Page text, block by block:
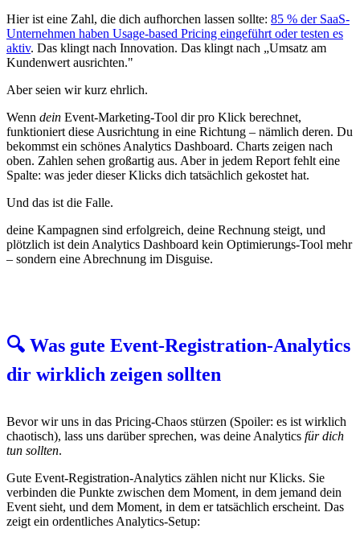
Hier ist eine Zahl, die dich aufhorchen lassen sollte: 85 % der SaaS-
Unternehmen haben Usage-based Pricing eingeführt oder testen es
aktiv. Das klingt nach Innovation. Das klingt nach „Umsatz am
Kundenwert ausrichten."
Aber seien wir kurz ehrlich.
Wenn dein Event-Marketing-Tool dir pro Klick berechnet,
funktioniert diese Ausrichtung in eine Richtung – nämlich deren. Du
bekommst ein schönes Analytics Dashboard. Charts zeigen nach
oben. Zahlen sehen großartig aus. Aber in jedem Report fehlt eine
Spalte: was jeder dieser Klicks dich tatsächlich gekostet hat.
Und das ist die Falle.
deine Kampagnen sind erfolgreich, deine Rechnung steigt, und
plötzlich ist dein Analytics Dashboard kein Optimierungs-Tool mehr
– sondern eine Abrechnung im Disguise.
🔍 Was gute Event-Registration-Analytics
dir wirklich zeigen sollten
Bevor wir uns in das Pricing-Chaos stürzen (Spoiler: es ist wirklich
chaotisch), lass uns darüber sprechen, was deine Analytics für dich
tun sollten.
Gute Event-Registration-Analytics zählen nicht nur Klicks. Sie
verbinden die Punkte zwischen dem Moment, in dem jemand dein
Event sieht, und dem Moment, in dem er tatsächlich erscheint. Das
zeigt ein ordentliches Analytics-Setup: